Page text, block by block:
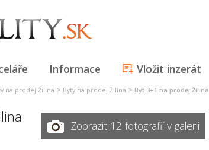
Informace Vložit inzerát
na prodej Žilina > Byty na prodej Žilina > Byt 3+1 na prodej Žilina
Zobrazit 12 fotografií v galerii